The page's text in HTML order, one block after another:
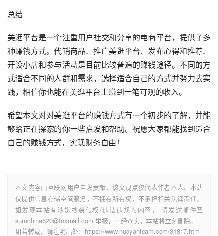
总结
美逛平台是一个注重用户社交和分享的电商平台，提供了多
种赚钱方式。代销商品、推广美逛平台、发布心得和推荐、
开设小店和参与活动是目前比较普遍的赚钱途径。不同的方
式适合不同的人群和需求，选择适合自己的方式并努力去实
践，相信你也能在美逛平台上赚到一笔可观的收入。
希望本文对对美逛平台的赚钱方式有一个初步的了解，并能
够给正在探索的你一些启发和帮助。祝愿大家都能找到适合
自己的赚钱方式，实现财务自由！
本文内容由互联网用户自发贡献，该文观点仅代表作者本人。本站
仅提供信息存储空间服务，不拥有所有权，不承担相关法律责任。
如发现本站有涉嫌抄袭侵权/违法违规的内容， 请发送邮件至
sumchina520@foxmail.com 举报，一经查实，本站将立刻删除。
如若转载，请注明出处：https://www.huoyanteam.com/31817.html